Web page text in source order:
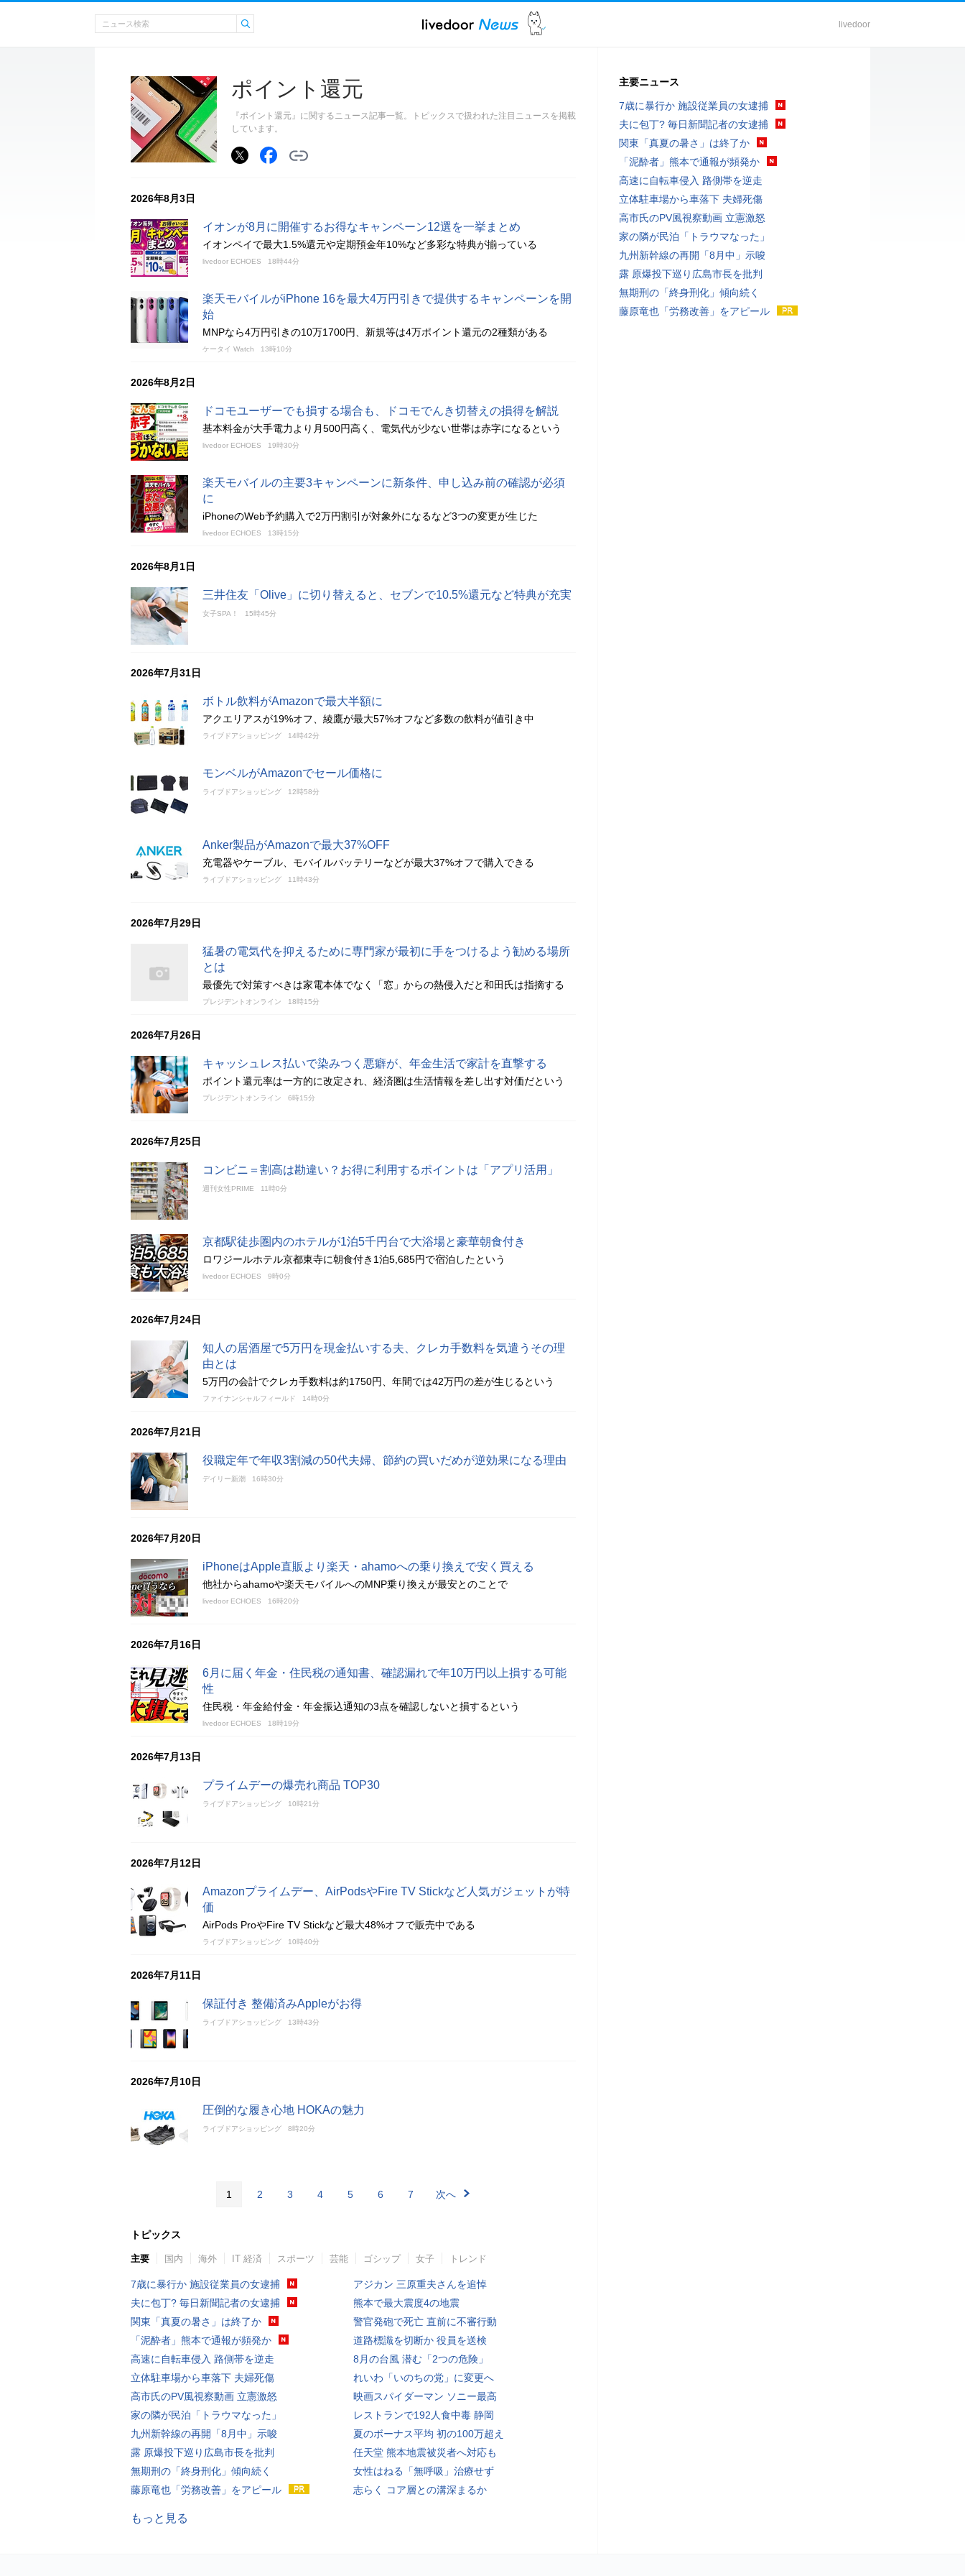
livedoor
ポイント還元
『ポイント還元』に関するニュース記事一覧。トピックスで扱われた注目ニュースを掲載
しています。
2026年8月3日
イオンが8月に開催するお得なキャンペーン12選を一挙まとめ
イオンペイで最大1.5%還元や定期預金年10%など多彩な特典が揃っている
livedoor ECHOES 18時44分
楽天モバイルがiPhone 16を最大4万円引きで提供するキャンペーンを開
始
MNPなら4万円引きの10万1700円、新規等は4万ポイント還元の2種類がある
ケータイ Watch 13時10分
2026年8月2日
ドコモユーザーでも損する場合も、ドコモでんき切替えの損得を解説
基本料金が大手電力より月500円高く、電気代が少ない世帯は赤字になるという
livedoor ECHOES 19時30分
楽天モバイルの主要3キャンペーンに新条件、申し込み前の確認が必須
に
iPhoneのWeb予約購入で2万円割引が対象外になるなど3つの変更が生じた
livedoor ECHOES 13時15分
2026年8月1日
三井住友「Olive」に切り替えると、セブンで10.5%還元など特典が充実
女子SPA！ 15時45分
2026年7月31日
ボトル飲料がAmazonで最大半額に
アクエリアスが19%オフ、綾鷹が最大57%オフなど多数の飲料が値引き中
ライブドアショッピング 14時42分
モンベルがAmazonでセール価格に
ライブドアショッピング 12時58分
Anker製品がAmazonで最大37%OFF
充電器やケーブル、モバイルバッテリーなどが最大37%オフで購入できる
ライブドアショッピング 11時43分
2026年7月29日
猛暑の電気代を抑えるために専門家が最初に手をつけるよう勧める場所
とは
最優先で対策すべきは家電本体でなく「窓」からの熱侵入だと和田氏は指摘する
プレジデントオンライン 18時15分
2026年7月26日
キャッシュレス払いで染みつく悪癖が、年金生活で家計を直撃する
ポイント還元率は一方的に改定され、経済圏は生活情報を差し出す対価だという
プレジデントオンライン 6時15分
2026年7月25日
コンビニ＝割高は勘違い？お得に利用するポイントは「アプリ活用」
週刊女性PRIME 11時0分
京都駅徒歩圏内のホテルが1泊5千円台で大浴場と豪華朝食付き
ロワジールホテル京都東寺に朝食付き1泊5,685円で宿泊したという
livedoor ECHOES 9時0分
2026年7月24日
知人の居酒屋で5万円を現金払いする夫、クレカ手数料を気遣うその理
由とは
5万円の会計でクレカ手数料は約1750円、年間では42万円の差が生じるという
ファイナンシャルフィールド 14時0分
2026年7月21日
役職定年で年収3割減の50代夫婦、節約の買いだめが逆効果になる理由
デイリー新潮 16時30分
2026年7月20日
iPhoneはApple直販より楽天・ahamoへの乗り換えで安く買える
他社からahamoや楽天モバイルへのMNP乗り換えが最安とのことで
livedoor ECHOES 16時20分
2026年7月16日
6月に届く年金・住民税の通知書、確認漏れで年10万円以上損する可能
性
住民税・年金給付金・年金振込通知の3点を確認しないと損するという
livedoor ECHOES 18時19分
2026年7月13日
プライムデーの爆売れ商品 TOP30
ライブドアショッピング 10時21分
2026年7月12日
Amazonプライムデー、AirPodsやFire TV Stickなど人気ガジェットが特
価
AirPods ProやFire TV Stickなど最大48%オフで販売中である
ライブドアショッピング 10時40分
2026年7月11日
保証付き 整備済みAppleがお得
ライブドアショッピング 13時43分
2026年7月10日
圧倒的な履き心地 HOKAの魅力
ライブドアショッピング 8時20分
1 2 3 4 5 6 7 次へ
トピックス
主要 国内 海外 IT 経済 スポーツ 芸能 ゴシップ 女子 トレンド
7歳に暴行か 施設従業員の女逮捕
夫に包丁? 毎日新聞記者の女逮捕
関東「真夏の暑さ」は終了か
「泥酔者」熊本で通報が頻発か
高速に自転車侵入 路側帯を逆走
立体駐車場から車落下 夫婦死傷
高市氏のPV風視察動画 立憲激怒
家の隣が民泊「トラウマなった」
九州新幹線の再開「8月中」示唆
露 原爆投下巡り広島市長を批判
無期刑の「終身刑化」傾向続く
藤原竜也「労務改善」をアピール
アジカン 三原重夫さんを追悼
熊本で最大震度4の地震
警官発砲で死亡 直前に不審行動
道路標識を切断か 役員を送検
8月の台風 潜む「2つの危険」
れいわ「いのちの党」に変更へ
映画スパイダーマン ソニー最高
レストランで192人食中毒 静岡
夏のボーナス平均 初の100万超え
任天堂 熊本地震被災者へ対応も
女性はねる「無呼吸」治療せず
志らく コア層との溝深まるか
もっと見る
主要ニュース
7歳に暴行か 施設従業員の女逮捕
夫に包丁? 毎日新聞記者の女逮捕
関東「真夏の暑さ」は終了か
「泥酔者」熊本で通報が頻発か
高速に自転車侵入 路側帯を逆走
立体駐車場から車落下 夫婦死傷
高市氏のPV風視察動画 立憲激怒
家の隣が民泊「トラウマなった」
九州新幹線の再開「8月中」示唆
露 原爆投下巡り広島市長を批判
無期刑の「終身刑化」傾向続く
藤原竜也「労務改善」をアピール